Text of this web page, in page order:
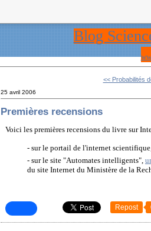
Blog
<< Probabilités
25 avril 2006
Premières recensions
Voici les premières recensions du livre sur
- sur le portail de l'internet
- sur le site "Automates intelligents",
du site Internet du Ministère de la
Repost